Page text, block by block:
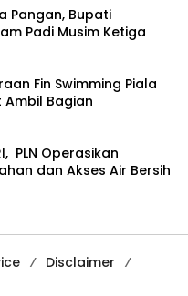
Pangan, Bupati
Padi Musim Ketiga
Fin Swimming Piala
Ambil Bagian
PLN Operasikan
dan Akses Air Bersih
Disclaimer